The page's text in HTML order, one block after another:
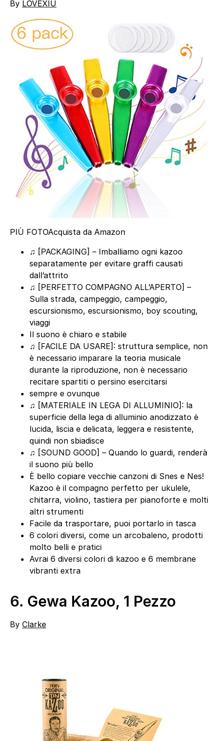
By LOVEXIU
PIÙ FOTOAcquista da Amazon
♫ [PACKAGING] – Imballiamo ogni kazoo
separatamente per evitare graffi causati
dall’attrito
♫ [PERFETTO COMPAGNO ALL’APERTO] –
Sulla strada, campeggio, campeggio,
escursionismo, escursionismo, boy scouting,
viaggi
Il suono è chiaro e stabile
♫ [FACILE DA USARE]: struttura semplice, non
è necessario imparare la teoria musicale
durante la riproduzione, non è necessario
recitare spartiti o persino esercitarsi
sempre e ovunque
♫ [MATERIALE IN LEGA DI ALLUMINIO]: la
superficie della lega di alluminio anodizzato è
lucida, liscia e delicata, leggera e resistente,
quindi non sbiadisce
♫ [SOUND GOOD] – Quando lo guardi, renderà
il suono più bello
È bello copiare vecchie canzoni di Snes e Nes!
Kazoo è il compagno perfetto per ukulele,
chitarra, violino, tastiera per pianoforte e molti
altri strumenti
Facile da trasportare, puoi portarlo in tasca
6 colori diversi, come un arcobaleno, prodotti
molto belli e pratici
Avrai 6 diversi colori di kazoo e 6 membrane
vibranti extra
6. Gewa Kazoo, 1 Pezzo
By Clarke